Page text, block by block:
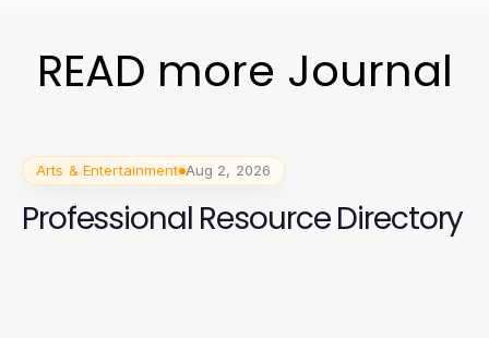
READ more Journal
Arts & Entertainment Aug 2, 2026
Professional Resource Directory